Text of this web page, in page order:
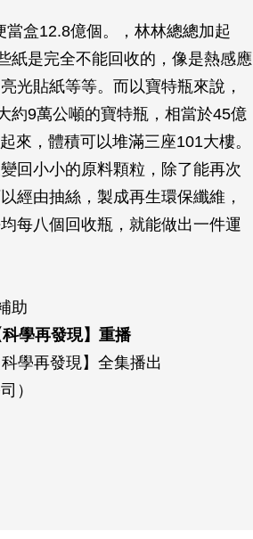
盒12.8億個。，林林總總加起
紙是完全不能回收的，像是熱感應
光貼紙等等。而以寶特瓶來說，
約9萬公噸的寶特瓶，相當於45億
來，體積可以堆滿三座101大樓。
回小小的原料顆粒，除了能再次
經由抽絲，製成再生環保纖維，
每八個回收瓶，就能做出一件運
助
學再發現】重播
發現】全集播出
）